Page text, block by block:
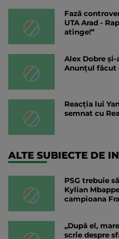
Fază
UTA Arad -
atinge!”
Alex Dobre
Anunțul făcut
Reacția lui
semnat cu
ALTE SUBIECTE DE
PSG trebuie
Kylian
campioana
„După el,
scrie despre